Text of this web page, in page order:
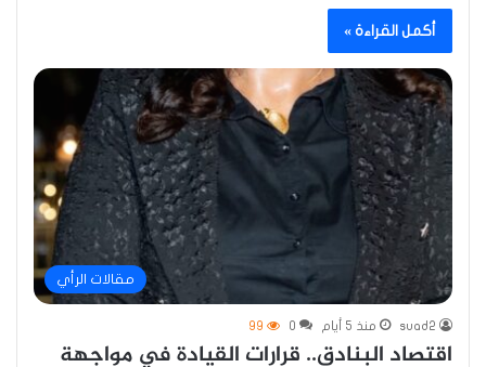
أكمل القراءة »
مقالات الرأي
suad2 منذ 5 أيام 0
99
اقتصاد البنادق.. قرارات القيادة في مواجهة